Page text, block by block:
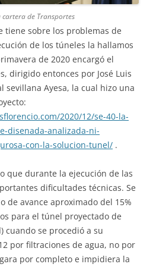
cartera de Transportes
tiene sobre los problemas de
de los túneles la hallamos
de 2020 encargó el
dirigido entonces por José Luis
sevillana Ayesa, la cual hizo una
2020/12/se-40-la-
disenada-analizada-ni-
con-la-solucion-tunel/ .
que durante la ejecución de las
dificultades técnicas. Se
de avance aproximado del 15%
para el túnel proyectado de
cuando se procedió a su
por filtraciones de agua, no por
por completo e impidiera la